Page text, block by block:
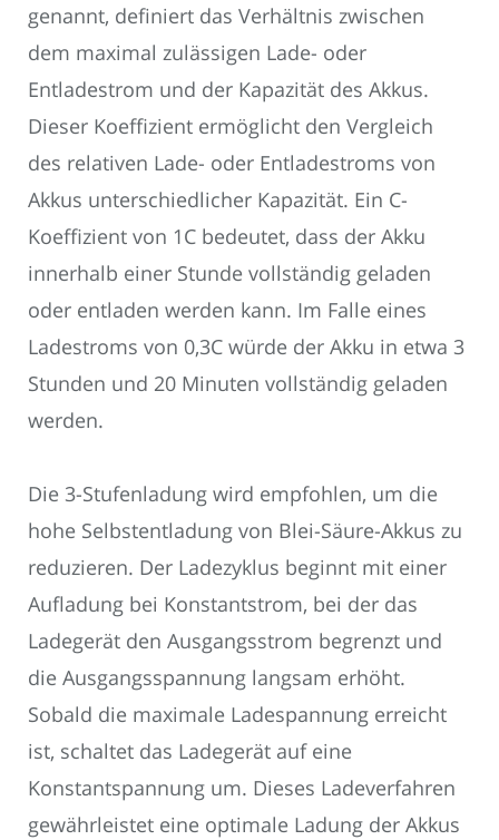
genannt, definiert das Verhältnis zwischen
dem maximal zulässigen Lade- oder
Entladestrom und der Kapazität des Akkus.
Dieser Koeffizient ermöglicht den Vergleich
des relativen Lade- oder Entladestroms von
Akkus unterschiedlicher Kapazität. Ein C-
Koeffizient von 1C bedeutet, dass der Akku
innerhalb einer Stunde vollständig geladen
oder entladen werden kann. Im Falle eines
Ladestroms von 0,3C würde der Akku in etwa 3
Stunden und 20 Minuten vollständig geladen
werden.
Die 3-Stufenladung wird empfohlen, um die
hohe Selbstentladung von Blei-Säure-Akkus zu
reduzieren. Der Ladezyklus beginnt mit einer
Aufladung bei Konstantstrom, bei der das
Ladegerät den Ausgangsstrom begrenzt und
die Ausgangsspannung langsam erhöht.
Sobald die maximale Ladespannung erreicht
ist, schaltet das Ladegerät auf eine
Konstantspannung um. Dieses Ladeverfahren
gewährleistet eine optimale Ladung der Akkus